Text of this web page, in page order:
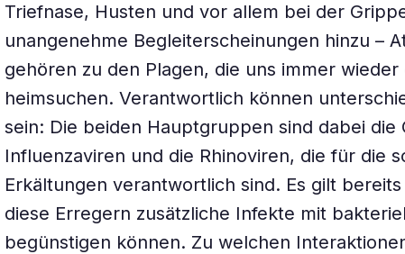
Triefnase, Husten und vor allem bei der
unangenehme Begleiterscheinungen hinzu –
gehören zu den Plagen, die uns immer wieder
heimsuchen. Verantwortlich können
sein: Die beiden Hauptgruppen sind dabei
Influenzaviren und die Rhinoviren, die für die
Erkältungen verantwortlich sind. Es gilt
diese Erregern zusätzliche Infekte mit
begünstigen können. Zu welchen